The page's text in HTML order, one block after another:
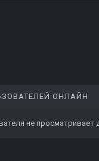
ОНЛАЙН
не просматривает